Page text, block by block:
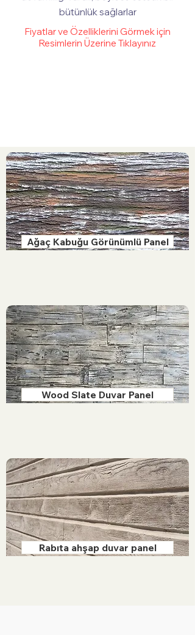
bütünlük sağlarlar
Fiyatlar ve Özelliklerini Görmek için
Resimlerin Üzerine Tıklayınız
Ağaç Kabuğu Görünümlü Panel
Wood Slate Duvar Panel
Rabıta ahşap duvar panel